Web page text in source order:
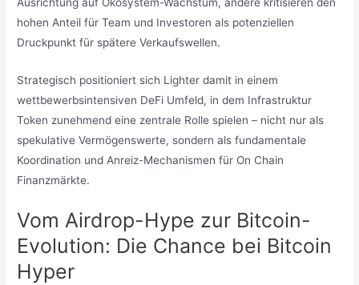
hohen Anteil für Team und Investoren als potenziellen
Druckpunkt für spätere Verkaufswellen.
Strategisch positioniert sich Lighter damit in einem
wettbewerbsintensiven DeFi Umfeld, in dem Infrastruktur
Token zunehmend eine zentrale Rolle spielen – nicht nur als
spekulative Vermögenswerte, sondern als fundamentale
Koordination und Anreiz-Mechanismen für On Chain
Finanzmärkte.
Vom Airdrop-Hype zur Bitcoin-
Evolution: Die Chance bei Bitcoin
Hyper